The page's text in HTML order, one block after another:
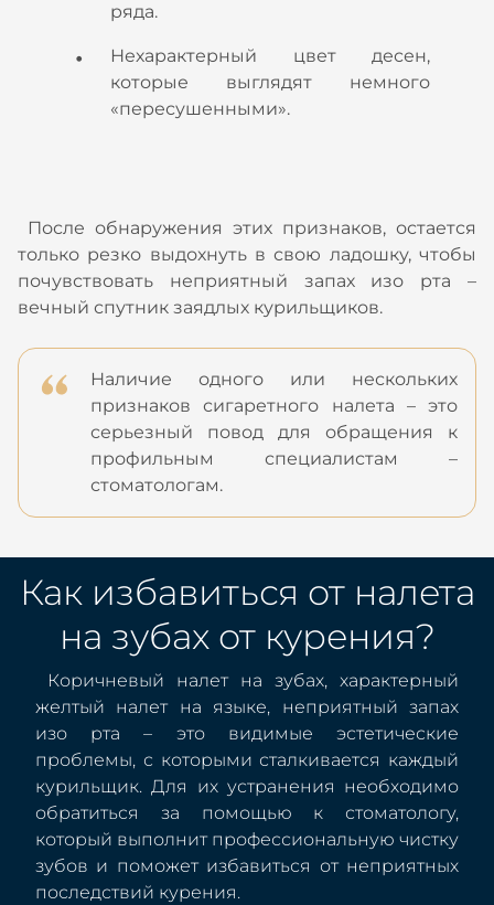
ряда.
Нехарактерный цвет десен,
которые выглядят немного
«пересушенными».
После обнаружения этих признаков, остается
только резко выдохнуть в свою ладошку, чтобы
почувствовать неприятный запах изо рта –
вечный спутник заядлых курильщиков.
Наличие одного или нескольких
признаков сигаретного налета – это
серьезный повод для обращения к
профильным специалистам –
стоматологам.
Как избавиться от налета
на зубах от курения?
Коричневый налет на зубах, характерный
желтый налет на языке, неприятный запах
изо рта – это видимые эстетические
проблемы, с которыми сталкивается каждый
курильщик. Для их устранения необходимо
обратиться за помощью к стоматологу,
который выполнит профессиональную чистку
зубов и поможет избавиться от неприятных
последствий курения.